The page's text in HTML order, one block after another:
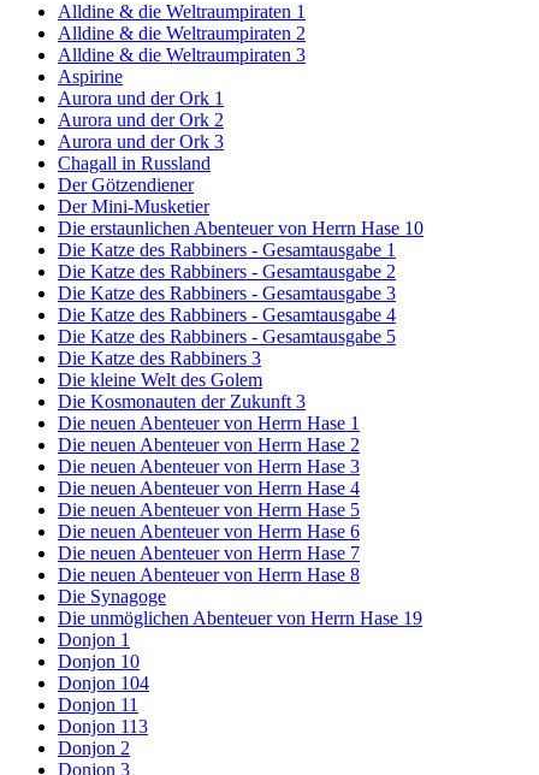
Alldine & die Weltraumpiraten 1
Alldine & die Weltraumpiraten 2
Alldine & die Weltraumpiraten 3
Aspirine
Aurora und der Ork 1
Aurora und der Ork 2
Aurora und der Ork 3
Chagall in Russland
Der Götzendiener
Der Mini-Musketier
Die erstaunlichen Abenteuer von Herrn Hase 10
Die Katze des Rabbiners - Gesamtausgabe 1
Die Katze des Rabbiners - Gesamtausgabe 2
Die Katze des Rabbiners - Gesamtausgabe 3
Die Katze des Rabbiners - Gesamtausgabe 4
Die Katze des Rabbiners - Gesamtausgabe 5
Die Katze des Rabbiners 3
Die kleine Welt des Golem
Die Kosmonauten der Zukunft 3
Die neuen Abenteuer von Herrn Hase 1
Die neuen Abenteuer von Herrn Hase 2
Die neuen Abenteuer von Herrn Hase 3
Die neuen Abenteuer von Herrn Hase 4
Die neuen Abenteuer von Herrn Hase 5
Die neuen Abenteuer von Herrn Hase 6
Die neuen Abenteuer von Herrn Hase 7
Die neuen Abenteuer von Herrn Hase 8
Die Synagoge
Die unmöglichen Abenteuer von Herrn Hase 19
Donjon 1
Donjon 10
Donjon 104
Donjon 11
Donjon 113
Donjon 2
Donjon 3